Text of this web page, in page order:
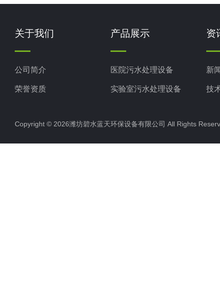
关于我们
公司简介
荣誉资质
产品展示
医院污水处理设备
实验室污水处理设备
养殖污水处理设备
屠宰场污水处理设备
资
新
技
Copyright © 2026潍坊碧水蓝天环保设备有限公司 All Rights